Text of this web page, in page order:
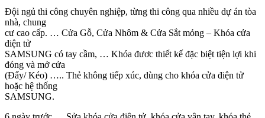
Đội ngủ thi công chuyên nghiệp, từng thi công qua nhiều dự án tòa
nhà, chung
cư cao cấp. … Cửa Gỗ, Cửa Nhôm & Cửa Sắt mỏng – Khóa cửa
điện tử
SAMSUNG có tay cầm , … Khóa đươc thiết kế đặc biệt tiện lợi khi
đóng và mở cửa
(Đẩy/ Kéo) ….. Thẻ không tiếp xúc, dùng cho khóa cửa điện tử
hoặc hệ thống
SAMSUNG.